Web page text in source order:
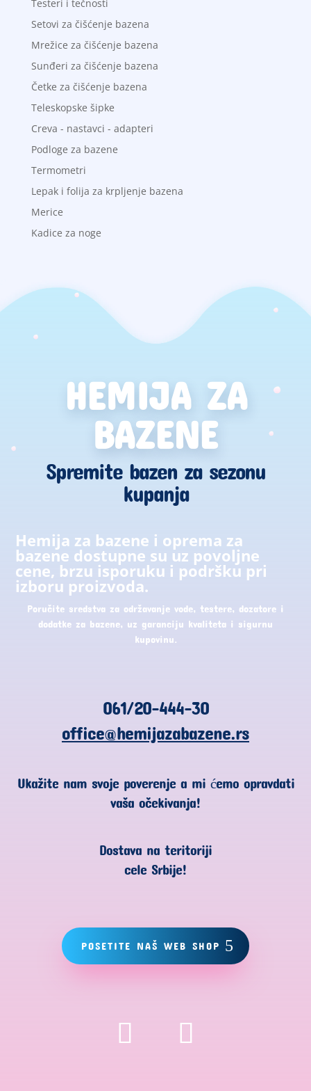
Testeri i tečnosti
Setovi za čišćenje bazena
Mrežice za čišćenje bazena
Sunđeri za čišćenje bazena
Četke za čišćenje bazena
Teleskopske šipke
Creva - nastavci - adapteri
Podloge za bazene
Termometri
Lepak i folija za krpljenje bazena
Merice
Kadice za noge
HEMIJA ZA
BAZENE
Spremite bazen za sezonu
kupanja
Hemija za bazene i oprema za
bazene dostupne su uz povoljne
cene, brzu isporuku i podršku pri
izboru proizvoda.
Poručite sredstva za održavanje vode, testere, dozatore i
dodatke za bazene, uz garanciju kvaliteta i sigurnu
kupovinu.
061/20-444-30
office@hemijazabazene.rs
Ukažite nam svoje poverenje a mi ćemo opravdati
vaša očekivanja!
Dostava na teritoriji
cele Srbije!
POSETITE NAŠ WEB SHOP